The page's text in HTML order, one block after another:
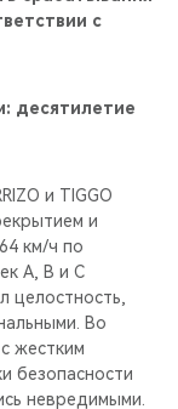
с
десятилетие
и TIGGO
и
км/ч по
A, B и C
целостность,
Во
жестким
безопасности
невредимыми.